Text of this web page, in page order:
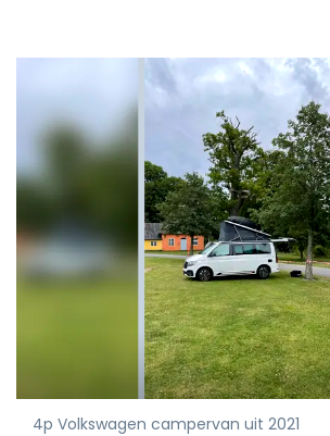
4p Volkswagen campervan uit 2021